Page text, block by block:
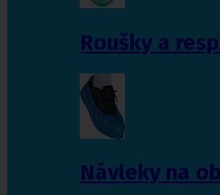
Roušky a
Návleky na